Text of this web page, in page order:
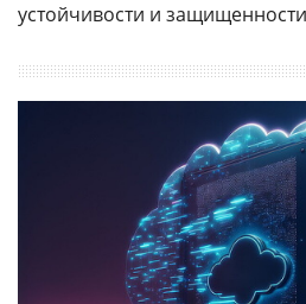
устойчивости и